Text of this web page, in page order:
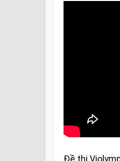
Đề thi